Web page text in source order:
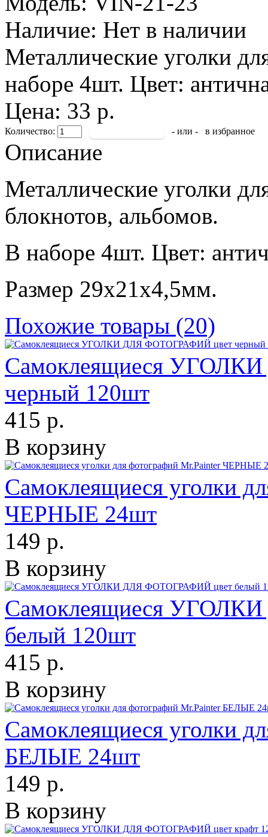
Наличие: Нет в наличии
Металлические уголки
наборе 4шт. Цвет:
Цена: 33 р.
Количество: - или - в избранное
Описание
Металлические уголки
блокнотов, альбомов.
В наборе 4шт. Цвет:
Размер 29х21х4,5мм.
Похожие товары (20)
Самоклеящиеся
черный 120шт
415 р.
В корзину
Самоклеящиеся уголки
ЧЕРНЫЕ 24шт
149 р.
В корзину
Самоклеящиеся
белый 120шт
415 р.
В корзину
Самоклеящиеся уголки
БЕЛЫЕ 24шт
149 р.
В корзину